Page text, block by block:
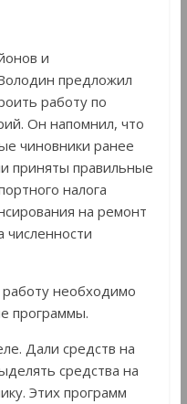
и
предложил
работу по
Он напомнил, что
чиновники ранее
приняты правильные
налога
на ремонт
численности
необходимо
программы.
Дали средств на
средства на
Этих программ